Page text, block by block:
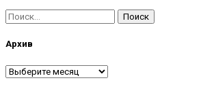
Найти:
Архив
Архив